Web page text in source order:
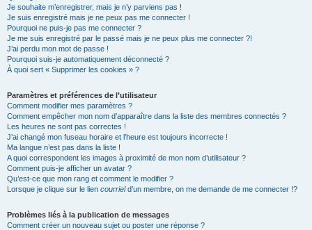
Je souhaite m’enregistrer, mais je n’y parviens pas !
Je suis enregistré mais je ne peux pas me connecter !
Pourquoi ne puis-je pas me connecter ?
Je me suis enregistré par le passé mais je ne peux plus me connecter ?!
J’ai perdu mon mot de passe !
Pourquoi suis-je automatiquement déconnecté ?
À quoi sert « Supprimer les cookies » ?
Paramètres et préférences de l’utilisateur
Comment modifier mes paramètres ?
Comment empêcher mon nom d’apparaître dans la liste des membres connectés ?
Les heures ne sont pas correctes !
J’ai changé mon fuseau horaire et l’heure est toujours incorrecte !
Ma langue n’est pas dans la liste !
A quoi correspondent les images à proximité de mon nom d’utilisateur ?
Comment puis-je afficher un avatar ?
Qu’est-ce que mon rang et comment le modifier ?
Lorsque je clique sur le lien courrield’un membre, on me demande de me connecter !?
Problèmes liés à la publication de messages
Comment créer un nouveau sujet ou poster une réponse ?